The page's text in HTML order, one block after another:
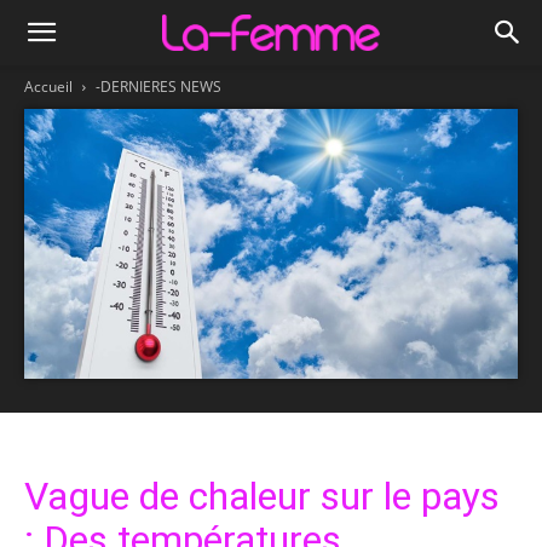
Accueil -DERNIERES NEWS
Vague de chaleur sur le pays